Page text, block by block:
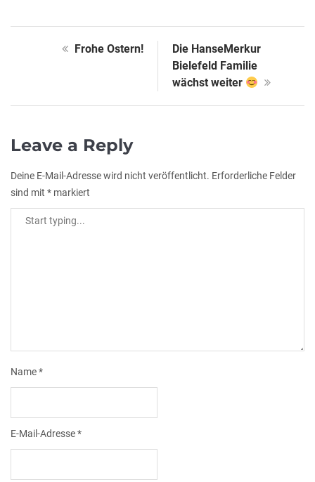
Frohe Ostern!
Die HanseMerkur
Bielefeld Familie
wächst weiter
Leave a Reply
Deine E-Mail-Adresse wird nicht veröffentlicht. Erforderliche Felder
sind mit * markiert
Name*
E-Mail-Adresse*